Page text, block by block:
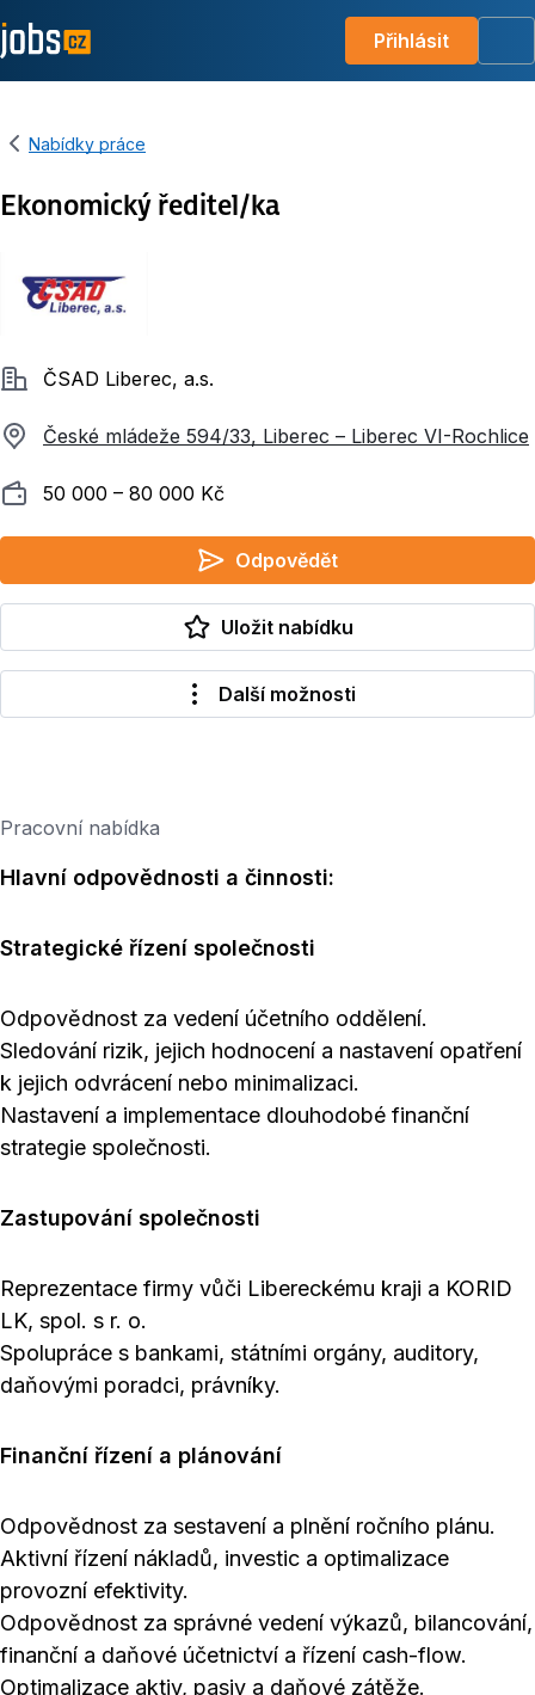
Přihlásit
Nabídky práce
Ekonomický ředitel/ka
SpolečnostČSAD Liberec, a.s.
České mládeže 594/33, Liberec – Liberec VI-Rochlice
Plat 50 000 ‍–‍ 80 000 Kč
Odpovědět
Uložit nabídku
Další možnosti
Pracovní nabídka
Hlavní odpovědnosti a činnosti:
Strategické řízení společnosti
Odpovědnost za vedení účetního oddělení.
Sledování rizik, jejich hodnocení a nastavení opatření
k jejich odvrácení nebo minimalizaci.
Nastavení a implementace dlouhodobé finanční
strategie společnosti.
Zastupování společnosti
Reprezentace firmy vůči Libereckému kraji a KORID
LK, spol. s r. o.
Spolupráce s bankami, státními orgány, auditory,
daňovými poradci, právníky.
Finanční řízení a plánování
Odpovědnost za sestavení a plnění ročního plánu.
Aktivní řízení nákladů, investic a optimalizace
provozní efektivity.
Odpovědnost za správné vedení výkazů, bilancování,
finanční a daňové účetnictví a řízení cash-flow.
Optimalizace aktiv, pasiv a daňové zátěže.